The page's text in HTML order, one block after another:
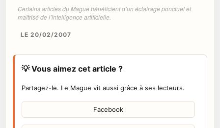
Certains articles du Mague bénéficient d’un éclairage ponctuel et
maîtrisé de l’intelligence artificielle.
LE 20/02/2007
💡 Vous aimez cet article ?
Partagez-le. Le Mague vit aussi grâce à ses lecteurs.
Facebook